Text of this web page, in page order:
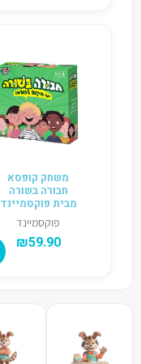
משחק קופסא
חבורה בשורה
מבית פוקסמיינד
פוקסמיינד
₪59.90